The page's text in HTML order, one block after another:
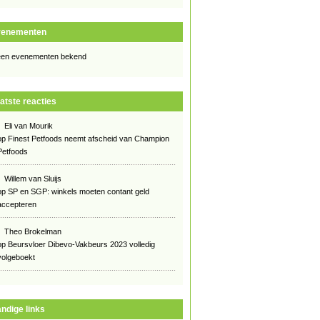
evenementen bekend
reacties
Eli van Mourik
Finest Petfoods neemt afscheid van Champion
Willem van Sluijs
SP en SGP: winkels moeten contant geld
Theo Brokelman
Beursvloer Dibevo-Vakbeurs 2023 volledig
links